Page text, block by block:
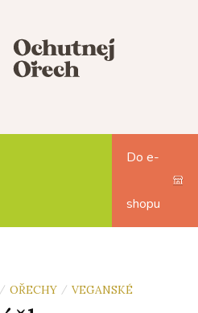
Do e-
shopu
/ OŘECHY / VEGANSKÉ